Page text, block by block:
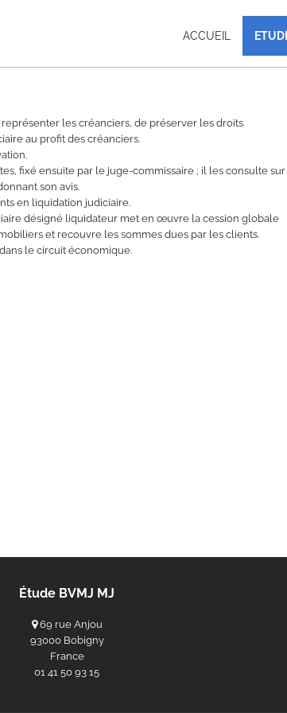
ACCUEIL
les créanciers, de préserver les droits
au profit des créanciers.
fixé ensuite par le juge-commissaire ; il les consulte sur
son avis.
en liquidation judiciaire.
désigné liquidateur met en œuvre la cession globale
et recouvre les sommes dues par les clients.
le circuit économique.
Étude BVMJ MJ
69 rue Anjou
93000 Bobigny
France
‭01 41 50 93 15‬